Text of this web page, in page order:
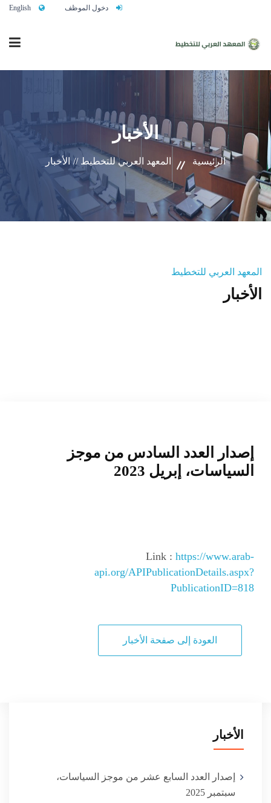
دخول الموظف English
الرئيسية
من نحن
خدماتنا
تواصلوا معنا
المنصة التدريبية
الأخبار
الرئيسية المعهد العربي للتخطيط // الأخبار
المعهد العربي للتخطيط
الأخبار
إصدار العدد السادس من موجز
السياسات، إبريل 2023
Link : https://www.arab-
api.org/APIPublicationDetails.aspx?
PublicationID=818
العودة إلى صفحة الأخبار
الأخبار
إصدار العدد السابع عشر من موجز السياسات،
سبتمبر 2025